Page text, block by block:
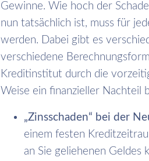
Gewinne. Wie hoch der
nun tatsächlich ist, muss für
werden. Dabei gibt es
verschiedene
Kreditinstitut durch die
Weise ein finanzieller Nachteil
„Zinsschaden“ bei der
einem festen
an Sie geliehenen Geldes